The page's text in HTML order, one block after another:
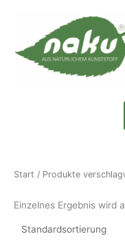
Start / Produkte
Einzelnes Ergebnis wird